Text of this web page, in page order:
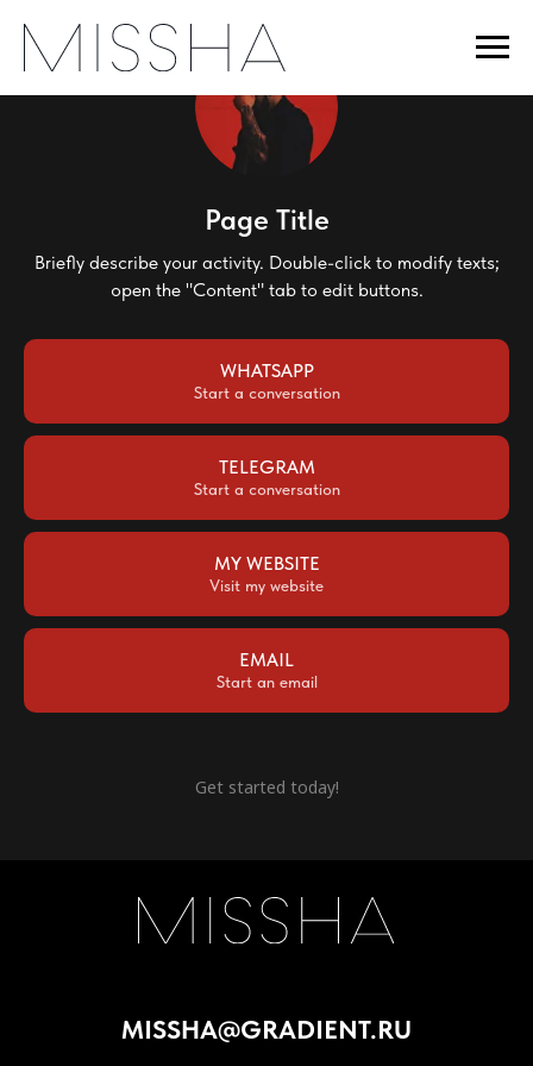
Page Title
Briefly describe your activity. Double-click to modify texts;
open the "Content" tab to edit buttons.
WHATSAPP
Start a conversation
TELEGRAM
Start a conversation
MY WEBSITE
Visit my website
EMAIL
Start an email
Get started today!
Присоединяйся
Политика обработки cookies
Пользовательское соглашение